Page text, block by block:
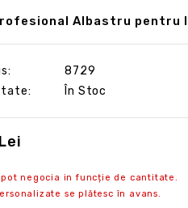
Albastru pentru
8729
În Stoc
pot negocia in funcție de cantitate.
se plătesc în avans.